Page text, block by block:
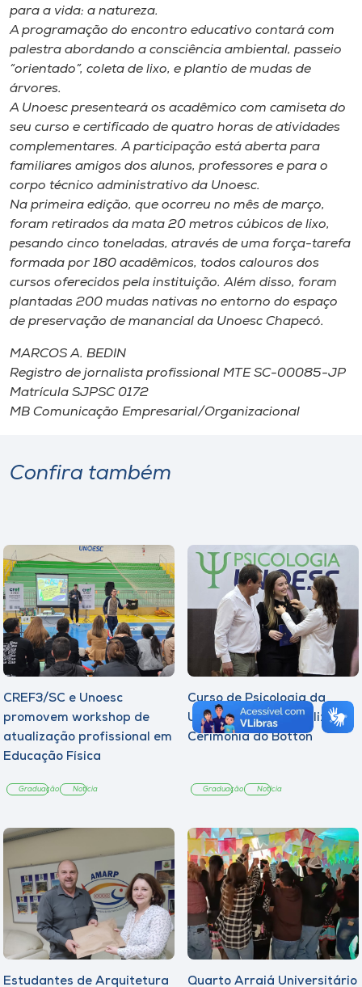
Selecione
o idioma
para a vida: a natureza.
A programação do encontro educativo contará com
palestra abordando a consciência ambiental, passeio
“orientado”, coleta de lixo, e plantio de mudas de
árvores.
A Unoesc presenteará os acadêmico com camiseta do
seu curso e certificado de quatro horas de atividades
complementares. A participação está aberta para
familiares amigos dos alunos, professores e para o
corpo técnico administrativo da Unoesc.
Na primeira edição, que ocorreu no mês de março,
foram retirados da mata 20 metros cúbicos de lixo,
pesando cinco toneladas, através de uma força-tarefa
formada por 180 acadêmicos, todos calouros dos
cursos oferecidos pela instituição. Além disso, foram
plantadas 200 mudas nativas no entorno do espaço
de preservação de manancial da Unoesc Chapecó.
MARCOS A. BEDIN
Registro de jornalista profissional MTE SC-00085-JP
Matrícula SJPSC 0172
MB Comunicação Empresarial/Organizacional
Confira também
CREF3/SC e Unoesc
promovem workshop de
atualização profissional em
Educação Física
Graduação Notícia
Curso de Psicologia da
Unoesc Joaçaba realiza 2ª
Cerimônia do Botton
Graduação Notícia
Estudantes de Arquitetura Quarto Arraiá Universitário